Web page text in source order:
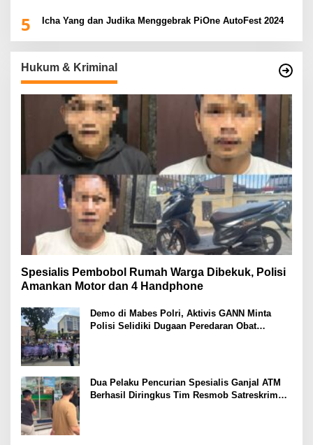
5 Icha Yang dan Judika Menggebrak PiOne AutoFest 2024
Hukum & Kriminal
Spesialis Pembobol Rumah Warga Dibekuk, Polisi
Amankan Motor dan 4 Handphone
Demo di Mabes Polri, Aktivis GANN Minta
Polisi Selidiki Dugaan Peredaran Obat
Dua Pelaku Pencurian Spesialis Ganjal ATM
Berhasil Diringkus Tim Resmob Satreskrim